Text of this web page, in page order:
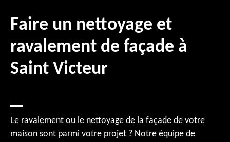
Faire un nettoyage et
ravalement de façade à
Saint Victeur
Le ravalement ou le nettoyage de la façade de votre
maison sont parmi votre projet ? Notre équipe de